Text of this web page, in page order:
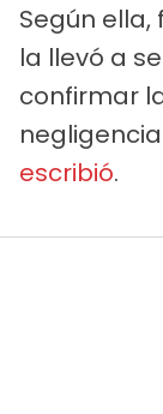
Según
la llevó a
confirmar
escribió.